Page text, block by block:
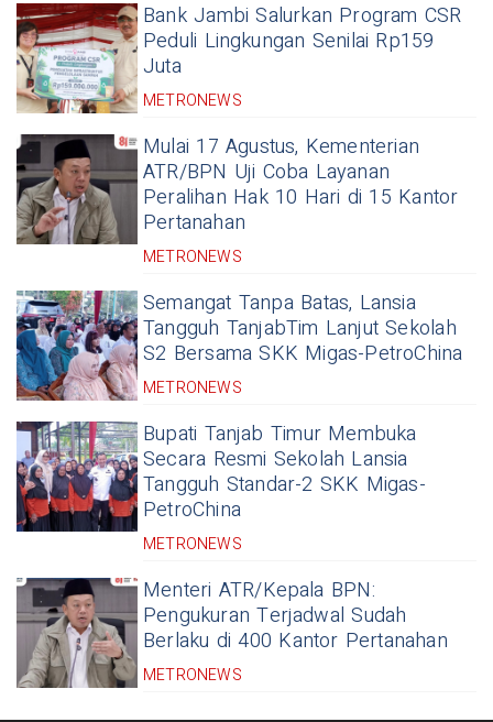
Bank Jambi Salurkan Program CSR
Peduli Lingkungan Senilai Rp159
Juta
METRONEWS
Mulai 17 Agustus, Kementerian
ATR/BPN Uji Coba Layanan
Peralihan Hak 10 Hari di 15 Kantor
Pertanahan
METRONEWS
Semangat Tanpa Batas, Lansia
Tangguh TanjabTim Lanjut Sekolah
S2 Bersama SKK Migas-PetroChina
METRONEWS
Bupati Tanjab Timur Membuka
Secara Resmi Sekolah Lansia
Tangguh Standar-2 SKK Migas-
PetroChina
METRONEWS
Menteri ATR/Kepala BPN:
Pengukuran Terjadwal Sudah
Berlaku di 400 Kantor Pertanahan
METRONEWS